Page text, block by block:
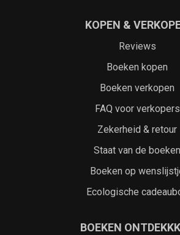
KOPEN &
Reviews
Boeken kopen
Boeken verkopen
FAQ voor verkopers
Zekerheid & retour
Staat van de boeken
Boeken op
Ecologische
BOEKEN